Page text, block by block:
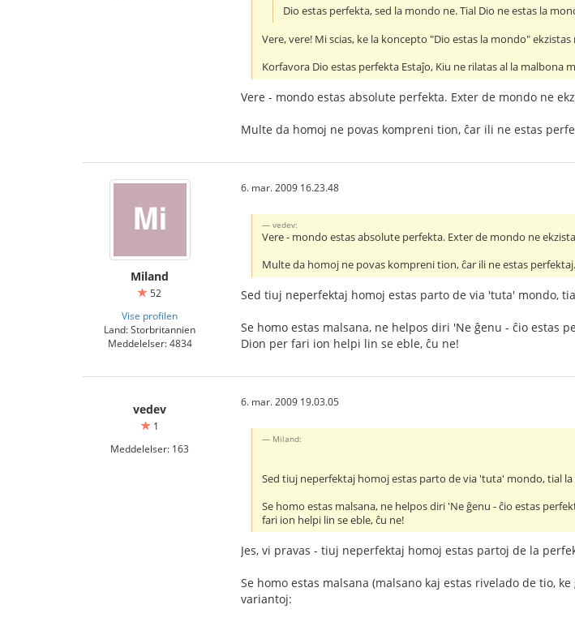
Dio estas perfekta, sed la mondo ne. Tial Dio ne estas la
Vere, vere! Mi scias, ke la koncepto "Dio estas la mondo"
Korfavora Dio estas perfekta Estaĵo, Kiu ne rilatas al la malbona
Vere - mondo estas absolute perfekta. Exter de mondo ne
Multe da homoj ne povas kompreni tion, ĉar ili ne estas
Miland
52
Vise profilen
Land: Storbritannien
Meddelelser: 4834
6. mar. 2009 16.23.48
vedev:
Vere - mondo estas absolute perfekta. Exter de mondo ne
Multe da homoj ne povas kompreni tion, ĉar ili ne estas perfektaj.
Sed tiuj neperfektaj homoj estas parto de via 'tuta' mondo,
Se homo estas malsana, ne helpos diri 'Ne ĝenu - ĉio estas
Dion per fari ion helpi lin se eble, ĉu ne!
vedev
1
Meddelelser: 163
6. mar. 2009 19.03.05
Miland:
Sed tiuj neperfektaj homoj estas parto de via 'tuta' mondo, tial
Se homo estas malsana, ne helpos diri 'Ne ĝenu - ĉio estas
fari ion helpi lin se eble, ĉu ne!
Jes, vi pravas - tiuj neperfektaj homoj estas partoj de la
Se homo estas malsana (malsano kaj estas rivelado de tio,
variantoj: